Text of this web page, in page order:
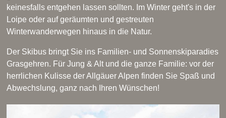
keinesfalls entgehen lassen sollten. Im Winter geht's in der
Loipe oder auf geräumten und gestreuten
Winterwanderwegen hinaus in die Natur.
Der Skibus bringt Sie ins Familien- und Sonnenskiparadies
Grasgehren. Für Jung & Alt und die ganze Familie: vor der
herrlichen Kulisse der Allgäuer Alpen finden Sie Spaß und
Abwechslung, ganz nach Ihren Wünschen!